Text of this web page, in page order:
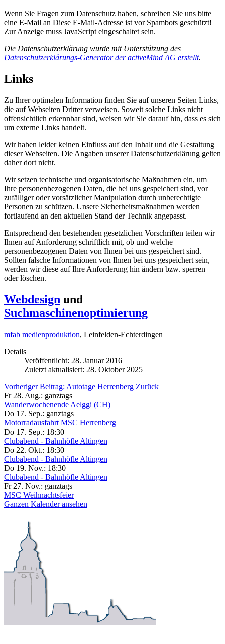
Wenn Sie Fragen zum Datenschutz haben, schreiben Sie uns bitte
eine E-Mail an Diese E-Mail-Adresse ist vor Spambots geschützt!
Zur Anzeige muss JavaScript eingeschaltet sein.
Die Datenschutzerklärung wurde mit Unterstützung des
Datenschutzerklärungs-Generator der activeMind AG erstellt.
Links
Zu Ihrer optimalen Information finden Sie auf unseren Seiten Links,
die auf Webseiten Dritter verweisen. Soweit solche Links nicht
offensichtlich erkennbar sind, weisen wir Sie darauf hin, dass es sich
um externe Links handelt.
Wir haben leider keinen Einfluss auf den Inhalt und die Gestaltung
dieser Webseiten. Die Angaben unserer Datenschutzerklärung gelten
daher dort nicht.
Wir setzen technische und organisatorische Maßnahmen ein, um
Ihre personenbezogenen Daten, die bei uns gespeichert sind, vor
zufälliger oder vorsätzlicher Manipulation durch unberechtigte
Personen zu schützen. Unsere Sicherheitsmaßnahmen werden
fortlaufend an den aktuellen Stand der Technik angepasst.
Entsprechend den bestehenden gesetzlichen Vorschriften teilen wir
Ihnen auf Anforderung schriftlich mit, ob und welche
personenbezogenen Daten von Ihnen bei uns gespeichert sind.
Sollten falsche Informationen von Ihnen bei uns gespeichert sein,
werden wir diese auf Ihre Anforderung hin ändern bzw. sperren
oder löschen.
Webdesign und
Suchmaschinenoptimierung
mfab medienproduktion, Leinfelden-Echterdingen
Details
Veröffentlicht: 28. Januar 2016
Zuletzt aktualisiert: 28. Oktober 2025
Vorheriger Beitrag: Autotage Herrenberg Zurück
Fr 28. Aug.: ganztags
Wanderwochenende Aelggi (CH)
Do 17. Sep.: ganztags
Motorradausfahrt MSC Herrenberg
Do 17. Sep.: 18:30
Clubabend - Bahnhöfle Altingen
Do 22. Okt.: 18:30
Clubabend - Bahnhöfle Altingen
Do 19. Nov.: 18:30
Clubabend - Bahnhöfle Altingen
Fr 27. Nov.: ganztags
MSC Weihnachtsfeier
Ganzen Kalender ansehen